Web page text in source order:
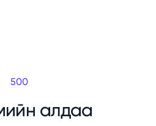
500
алдаа